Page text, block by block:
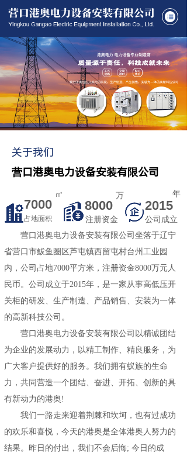
关于我们
营口港奥电力设备安装有限公司
年
㎡ 万
7000 2015
8000
占地面积 注册资金
公司成立
营口港奥电力设备安装有限公司坐落于辽宁
省营口市鲅鱼圈区芦屯镇西留屯村台州工业园
内，公司占地7000平方米，注册资金8000万元人
民币。公司成立于2015年，是一家从事高低压开
关柜的研发、生产制造、产品销售、安装为一体
的高新科技公司。
营口港奥电力设备安装有限公司以精诚团结
为企业的发展动力，以精工制作、精良服务，为
广大客户提供好的服务。我们拥有蚁族的生命
力，共同营造一个团结、奋进、开拓、创新的具
有新动力的港奥!
我们一路走来迎着荆棘和坎坷，也有过成功
的欢乐和喜悦，今天的港奥是全体港奥人努力的
结果。昨日的付出，我们不会后悔; 今日的成